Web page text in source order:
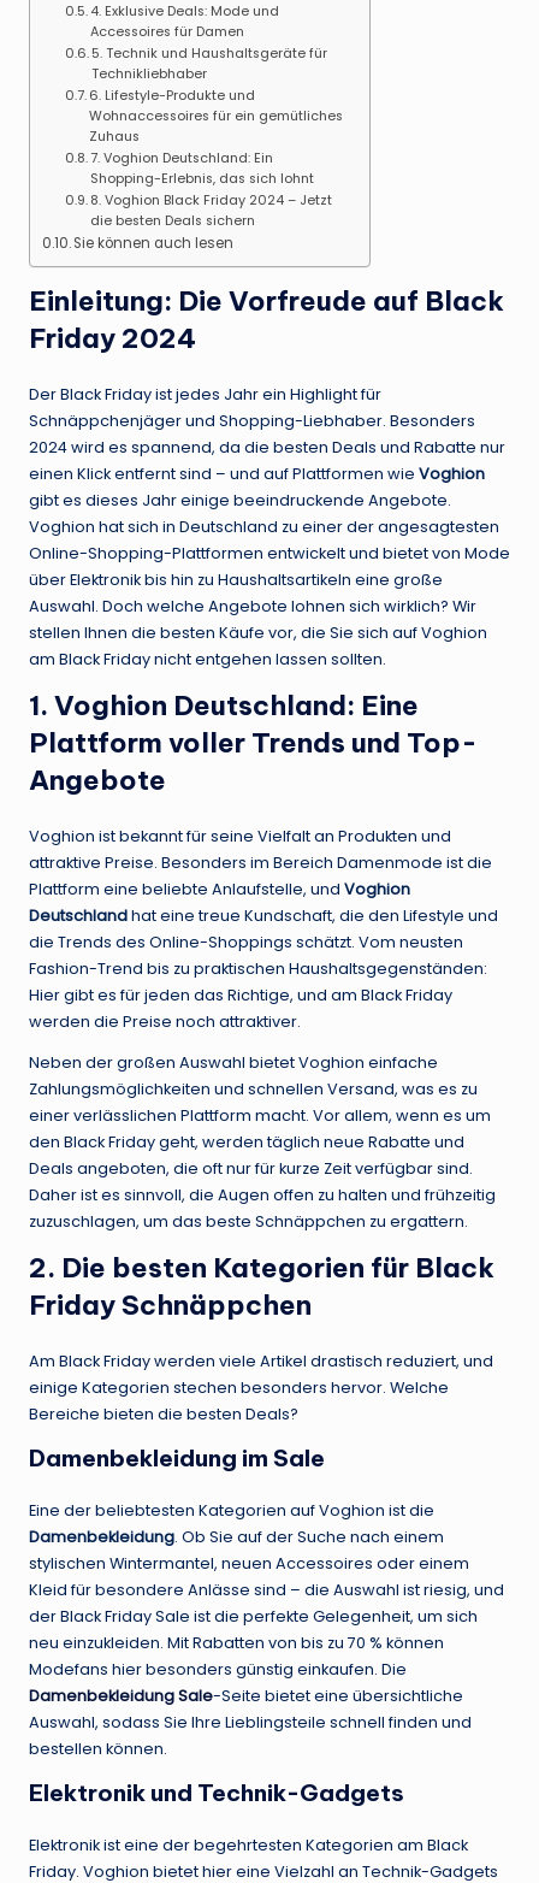
4. Exklusive Deals: Mode und
Accessoires für Damen
5. Technik und Haushaltsgeräte für
Technikliebhaber
6. Lifestyle-Produkte und
Wohnaccessoires für ein gemütliches
Zuhaus
7. Voghion Deutschland: Ein
Shopping-Erlebnis, das sich lohnt
8. Voghion Black Friday 2024 – Jetzt
die besten Deals sichern
Sie können auch lesen
Einleitung: Die Vorfreude auf Black
Friday 2024
Der Black Friday ist jedes Jahr ein Highlight für
Schnäppchenjäger und Shopping-Liebhaber. Besonders
2024 wird es spannend, da die besten Deals und Rabatte nur
einen Klick entfernt sind – und auf Plattformen wie Voghion
gibt es dieses Jahr einige beeindruckende Angebote.
Voghion hat sich in Deutschland zu einer der angesagtesten
Online-Shopping-Plattformen entwickelt und bietet von Mode
über Elektronik bis hin zu Haushaltsartikeln eine große
Auswahl. Doch welche Angebote lohnen sich wirklich? Wir
stellen Ihnen die besten Käufe vor, die Sie sich auf Voghion
am Black Friday nicht entgehen lassen sollten.
1. Voghion Deutschland: Eine
Plattform voller Trends und Top-
Angebote
Voghion ist bekannt für seine Vielfalt an Produkten und
attraktive Preise. Besonders im Bereich Damenmode ist die
Plattform eine beliebte Anlaufstelle, und Voghion
Deutschlandhat eine treue Kundschaft, die den Lifestyle und
die Trends des Online-Shoppings schätzt. Vom neusten
Fashion-Trend bis zu praktischen Haushaltsgegenständen:
Hier gibt es für jeden das Richtige, und am Black Friday
werden die Preise noch attraktiver.
Neben der großen Auswahl bietet Voghion einfache
Zahlungsmöglichkeiten und schnellen Versand, was es zu
einer verlässlichen Plattform macht. Vor allem, wenn es um
den Black Friday geht, werden täglich neue Rabatte und
Deals angeboten, die oft nur für kurze Zeit verfügbar sind.
Daher ist es sinnvoll, die Augen offen zu halten und frühzeitig
zuzuschlagen, um das beste Schnäppchen zu ergattern.
2. Die besten Kategorien für Black
Friday Schnäppchen
Am Black Friday werden viele Artikel drastisch reduziert, und
einige Kategorien stechen besonders hervor. Welche
Bereiche bieten die besten Deals?
Damenbekleidung im Sale
Eine der beliebtesten Kategorien auf Voghion ist die
Damenbekleidung. Ob Sie auf der Suche nach einem
stylischen Wintermantel, neuen Accessoires oder einem
Kleid für besondere Anlässe sind – die Auswahl ist riesig, und
der Black Friday Sale ist die perfekte Gelegenheit, um sich
neu einzukleiden. Mit Rabatten von bis zu 70 % können
Modefans hier besonders günstig einkaufen. Die
Damenbekleidung Sale-Seite bietet eine übersichtliche
Auswahl, sodass Sie Ihre Lieblingsteile schnell finden und
bestellen können.
Elektronik und Technik-Gadgets
Elektronik ist eine der begehrtesten Kategorien am Black
Friday. Voghion bietet hier eine Vielzahl an Technik-Gadgets